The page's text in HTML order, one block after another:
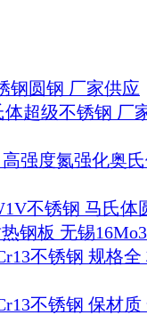
钢圆钢 厂家供应
体超级不锈钢 厂
强度氮强化奥
不锈钢 马氏体
钢板 无锡
不锈钢 规格全
不锈钢 保材质